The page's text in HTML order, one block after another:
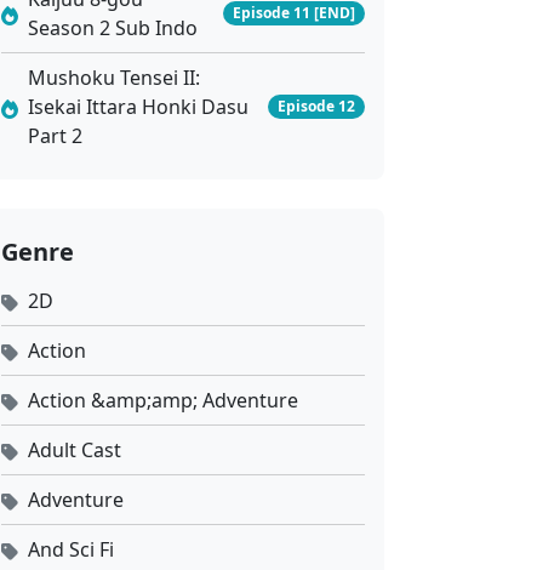
Season 2 Sub Indo
Episode 11 [END]
Mushoku Tensei II:
Isekai Ittara Honki Dasu
Part 2
Episode 12
Genre
2D
Action
Action &amp;amp; Adventure
Adult Cast
Adventure
And Sci Fi